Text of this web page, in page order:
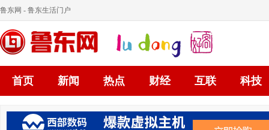
鲁东网 - 鲁东生活门户
首页 新闻 热点 财经 互联 科技